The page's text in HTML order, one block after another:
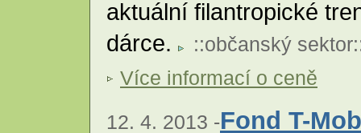
aktuální filantropické
dárce.
::občanský sektor
Více informací o ceně
12. 4. 2013 -Fond T-